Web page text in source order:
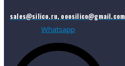
sales@silico.ru, ooosilico@gmail.com
Whatsapp